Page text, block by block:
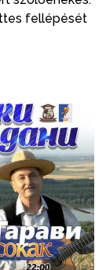
fellépését